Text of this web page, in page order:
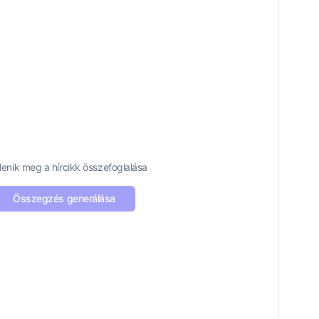
meg a hírcikk összefoglalása
Összegzés generálása